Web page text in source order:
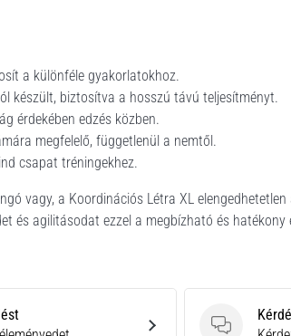
a különféle gyakorlatokhoz.
készült, biztosítva a hosszú távú teljesítményt.
érdekében edzés közben.
megfelelő, függetlenül a nemtől.
csapat tréningekhez.
vagy, a Koordinációs Létra XL
és agilitásodat ezzel a megbízható és hatékony